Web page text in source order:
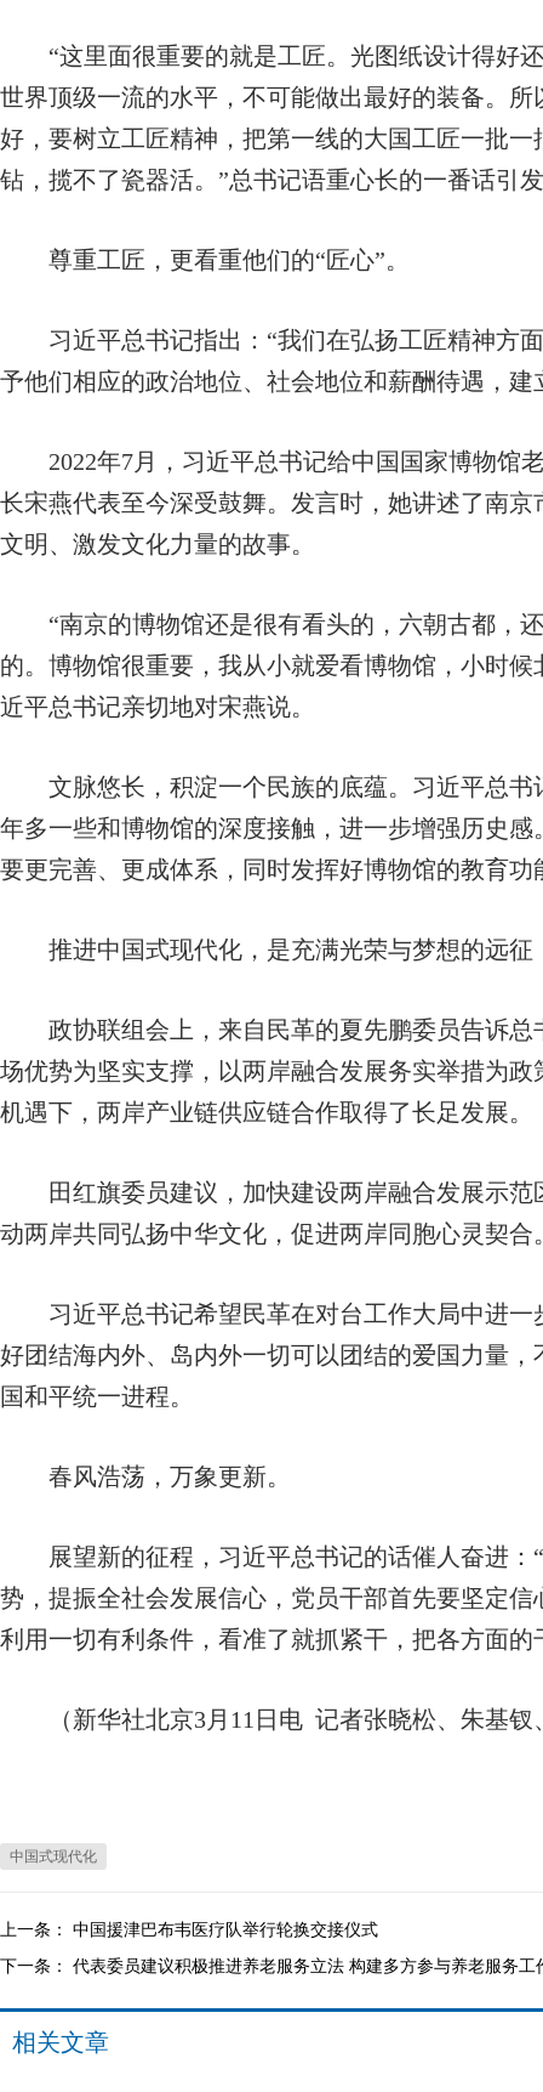
“这里面很重要的就是工匠。光图纸设计得好
世界顶级一流的水平，不可能做出最好的装备。
好，要树立工匠精神，把第一线的大国工匠一批
钻，揽不了瓷器活。”总书记语重心长的一番话引
尊重工匠，更看重他们的“匠心”。
习近平总书记指出：“我们在弘扬工匠精神方
予他们相应的政治地位、社会地位和薪酬待遇，建
2022年7月，习近平总书记给中国国家博物馆
长宋燕代表至今深受鼓舞。发言时，她讲述了南
文明、激发文化力量的故事。
“南京的博物馆还是很有看头的，六朝古都，
的。博物馆很重要，我从小就爱看博物馆，小时
近平总书记亲切地对宋燕说。
文脉悠长，积淀一个民族的底蕴。习近平总书
年多一些和博物馆的深度接触，进一步增强历史
要更完善、更成体系，同时发挥好博物馆的教育功
推进中国式现代化，是充满光荣与梦想的远征
政协联组会上，来自民革的夏先鹏委员告诉总
场优势为坚实支撑，以两岸融合发展务实举措为
机遇下，两岸产业链供应链合作取得了长足发展。
田红旗委员建议，加快建设两岸融合发展示范
动两岸共同弘扬中华文化，促进两岸同胞心灵契合
习近平总书记希望民革在对台工作大局中进一
好团结海内外、岛内外一切可以团结的爱国力量
国和平统一进程。
春风浩荡，万象更新。
展望新的征程，习近平总书记的话催人奋进：
势，提振全社会发展信心，党员干部首先要坚定
利用一切有利条件，看准了就抓紧干，把各方面的
（新华社北京3月11日电 记者张晓松、 朱基钗
中国式现代化
上一条： 中国援津巴布韦医疗队举行轮换交接仪式
下一条： 代表委员建议积极推进养老服务立法 构建多方参与养老服务工
相关文章